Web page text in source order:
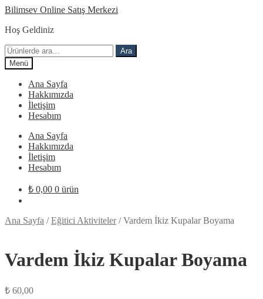
Dolaşıma
İçeriğe
Bilimsev Online Satış Merkezi
Hoş Geldiniz
Ara:
Ara
Menü
Ana Sayfa
Hakkımızda
İletişim
Hesabım
Ana Sayfa
Hakkımızda
İletişim
Hesabım
₺ 0,00 0 ürün
Ana Sayfa /Eğitici Aktiviteler/Vardem İkiz Kupalar Boyama
Vardem İkiz Kupalar Boyama
₺ 60,00